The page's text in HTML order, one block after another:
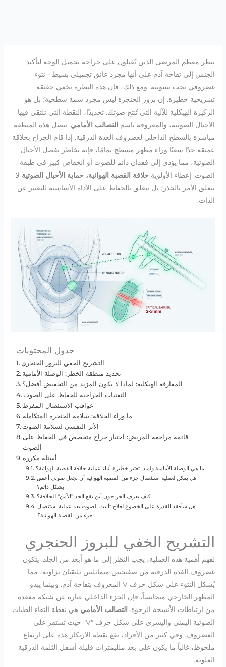
ينظر معظم المرضى الذين يُقبلون على جراحة تجميل الوجه لتأكيد
الجنس إلى تفاحة آدم على أنها مجرد عائق تجميلي بسيط - نتوء
غضروفي يجب تسويته. ومع ذلك، فإن هذه النظرة تخفي حقيقة
تشريحية خطيرة. إن بروز الحنجرة ليس مجرد سمة سطحية؛ بل هو
الركيزة الهيكلية للآلية التي تُنتج صوتك. تحديدًا، النقطة التي تلتقي فيها
الأحبال الصوتية، والمعروفة باسم التصالب الأمامي, تتصل هذه المنطقة
مباشرة بالسطح الداخلي لغضروف الغدة الدرقية. إذا قام الجراح بحلاقة
عميقة جدًا سعيًا وراء مظهر مسطح تمامًا، فإنه يخاطر بفصل الأحبال
الصوتية، مما يؤدي إلى فقدان دائم للصوت أو انخفاض كبير في طبقة
الصوت. إعطاء الأولوية حلاقة القصبة الهوائية، حماية الأحبال الصوتية لا
يتعلق الأمر بالحذر؛ بل يتعلق بالحفاظ على الأداة الأساسية للتعبير عن
الذات.
جدول المحتويات
التشريح الخفي للبروز الحنجري
تحديد منطقة الخطر: الوصلة الأمامية
المفارقة الهيكلية: لماذا لا يكون المزيد من التخفيض أفضل؟
التقنيات الجراحية للحفاظ على الصوت
عواقب الاستئصال المفرط
ما وراء الحلاقة: سلامة الحنجرة المتكاملة
الأثر النفسي لسلامة الصوت
قائمة مراجعة المريض: اختيار جراح متخصص في الحفاظ على
الصوت
أسئلة مكررة
ما هي الوصلة الأمامية ولماذا تعتبر خطيرة أثناء عملية حلاقة القصبة الهوائية؟
هل يمكن لعملية استئصال جزء من القصبة الهوائية أن تجعل صوتي أعمق
بشكل دائم؟
كيف يعرف الجراحون أين يقع الحد "الآمن" للحلاقة؟
هل سأفقد القدرة على الخضوع لعلاج تأنيث الصوت بعد عملية استئصال
جزء من القصبة الهوائية؟
التشريح الخفي للبروز الحنجري
لفهم أهمية هذه العملية، يجب النظر إلى ما هو أبعد من الجلد. يتكون
غضروف الغدة الدرقية من صفيحتين متماثلتين تلتقيان بزاوية، مما
يُشكل النتوء على شكل حرف V المعروف بتفاحة آدم. وبينما يبدو
المظهر الخارجي متجانساً، فإن الجزء الداخلي عبارة عن شبكة معقدة
من ارتباطات الأنسجة الرخوة. التصالب الأمامي هي نقطة التقاء الطيات
الصوتية اليمنى واليسرى على شكل حرف "V" حيث تستقر على
الغضروف. وفي كثير من الأفراد، تقع نقطة الارتكاز هذه على ارتفاع
ملحوظ، غالباً ما يكون على بعد ملليمترات قليلة أسفل الثلمة الدرقية
العلوية.